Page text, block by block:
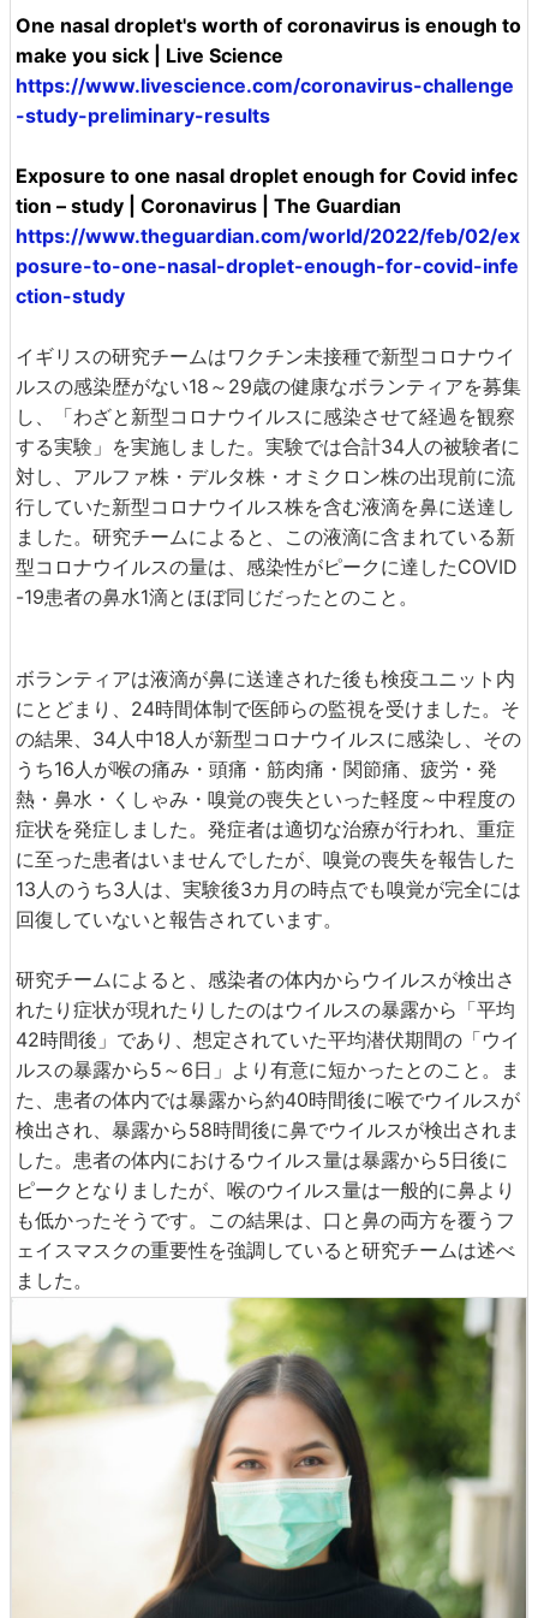
One nasal droplet's worth of coronavirus is enough to
make you sick | Live Science
https://www.livescience.com/coronavirus-challenge
-study-preliminary-results
Exposure to one nasal droplet enough for Covid infec
tion – study | Coronavirus | The Guardian
https://www.theguardian.com/world/2022/feb/02/ex
posure-to-one-nasal-droplet-enough-for-covid-infe
ction-study
イギリスの研究チームはワクチン未接種で新型コロナウイ
ルスの感染歴がない18～29歳の健康なボランティアを募集
し、「わざと新型コロナウイルスに感染させて経過を観察
する実験」を実施しました。実験では合計34人の被験者に
対し、アルファ株・デルタ株・オミクロン株の出現前に流
行していた新型コロナウイルス株を含む液滴を鼻に送達し
ました。研究チームによると、この液滴に含まれている新
型コロナウイルスの量は、感染性がピークに達したCOVID
-19患者の鼻水1滴とほぼ同じだったとのこと。
ボランティアは液滴が鼻に送達された後も検疫ユニット内
にとどまり、24時間体制で医師らの監視を受けました。そ
の結果、34人中18人が新型コロナウイルスに感染し、その
うち16人が喉の痛み・頭痛・筋肉痛・関節痛、疲労・発
熱・鼻水・くしゃみ・嗅覚の喪失といった軽度～中程度の
症状を発症しました。発症者は適切な治療が行われ、重症
に至った患者はいませんでしたが、嗅覚の喪失を報告した
13人のうち3人は、実験後3カ月の時点でも嗅覚が完全には
回復していないと報告されています。
研究チームによると、感染者の体内からウイルスが検出さ
れたり症状が現れたりしたのはウイルスの暴露から「平均
42時間後」であり、想定されていた平均潜伏期間の「ウイ
ルスの暴露から5～6日」より有意に短かったとのこと。ま
た、患者の体内では暴露から約40時間後に喉でウイルスが
検出され、暴露から58時間後に鼻でウイルスが検出されま
した。患者の体内におけるウイルス量は暴露から5日後に
ピークとなりましたが、喉のウイルス量は一般的に鼻より
も低かったそうです。この結果は、口と鼻の両方を覆うフ
ェイスマスクの重要性を強調していると研究チームは述べ
ました。